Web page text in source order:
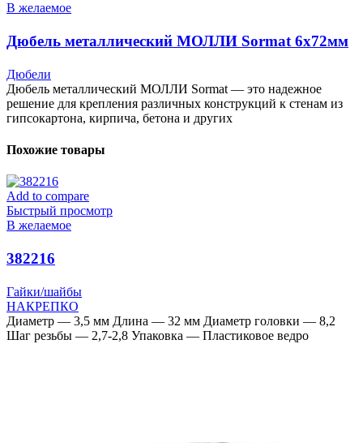
В желаемое
Дюбель металлический МОЛЛИ Sormat 6х72мм
Дюбели
Дюбель металлический МОЛЛИ Sormat — это надежное
решение для крепления различных конструкций к стенам из
гипсокартона, кирпича, бетона и других
Похожие товары
Add to compare
Быстрый просмотр
В желаемое
382216
Гайки/шайбы
НАКРЕПКО
Диаметр — 3,5 мм Длина — 32 мм Диаметр головки — 8,2
Шаг резьбы — 2,7-2,8 Упаковка — Пластиковое ведро